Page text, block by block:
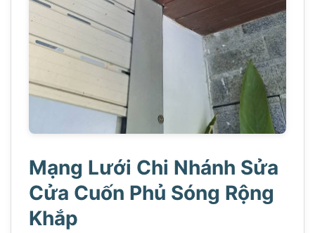
Mạng Lưới Chi Nhánh Sửa
Cửa Cuốn Phủ Sóng Rộng
Khắp